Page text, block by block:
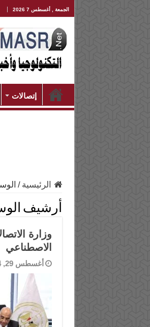
الجمعة , أغسطس 7 2026
إتصالات
الرئيسية /
أرشيف
وزارة
الاصطناعي
أغسطس 29, 2024